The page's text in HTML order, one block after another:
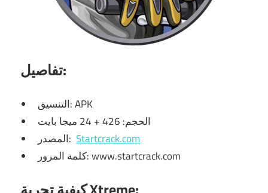
تفاصيل:
التنسيق: APK
الحجم: 426 + 24 ميجا بايت
المصدر:Startcrack.com
كلمة المرور: www.startcrack.com